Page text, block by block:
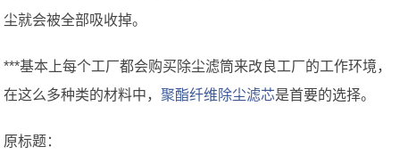
尘就会被全部吸收掉。
***基本上每个工厂都会购买除尘滤筒来改良工厂的工作环境，
在这么多种类的材料中，聚酯纤维除尘滤芯是首要的选择。
原标题：